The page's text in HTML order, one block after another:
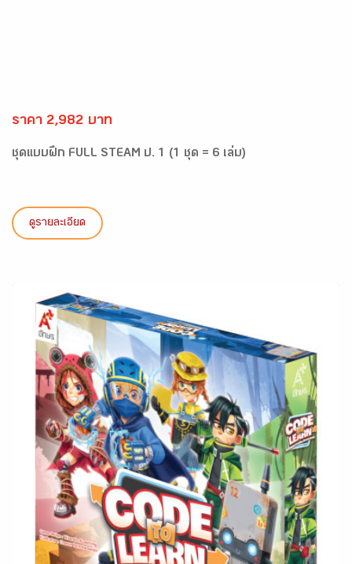
ราคา 2,982 บาท
ชุดแบบฝึก FULL STEAM ป. 1 (1 ชุด = 6 เล่ม)
ดูรายละเอียด